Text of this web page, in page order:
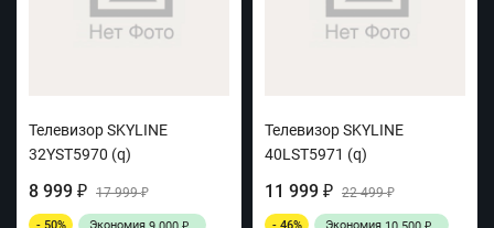
Телевизор SKYLINE
32YST5970 (q)
8 999 ₽ 17 999₽
- 50% Экономия ₽
Телевизор SKYLINE
40LST5971 (q)
11 999 ₽ 22 499₽
- 46% Экономия ₽